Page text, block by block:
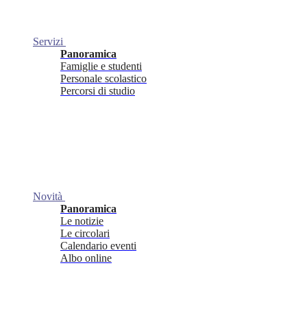
Servizi
Panoramica
Famiglie e studenti
Personale scolastico
Percorsi di studio
Novità
Panoramica
Le notizie
Le circolari
Calendario eventi
Albo online